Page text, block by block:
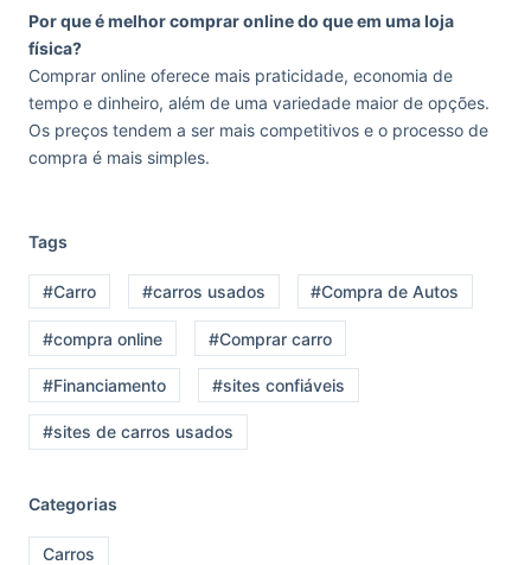
Por que é melhor comprar online do que em uma loja
física?
Comprar online oferece mais praticidade, economia de
tempo e dinheiro, além de uma variedade maior de opções.
Os preços tendem a ser mais competitivos e o processo de
compra é mais simples.
Tags
#Carro #carros usados #Compra de Autos
#compra online #Comprar carro
#Financiamento #sites confiáveis
#sites de carros usados
Categorias
Carros